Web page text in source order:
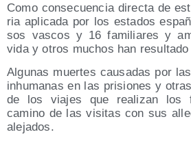
Como con­se­cuen­cia direc­ta de
ria apli­ca­da por los esta­dos
sos vas­cos y 16 fami­lia­res y
vida y otros muchos han
Algu­nas muer­tes cau­sa­das por
inhu­ma­nas en las pri­sio­nes y
de los via­jes que rea­li­zan los
camino de las visi­tas con sus
alejados.